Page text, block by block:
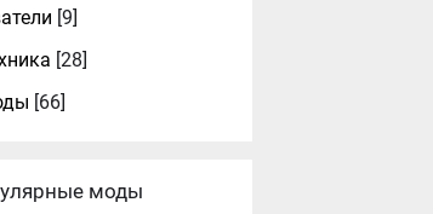
[9]
[28]
[66]
моды